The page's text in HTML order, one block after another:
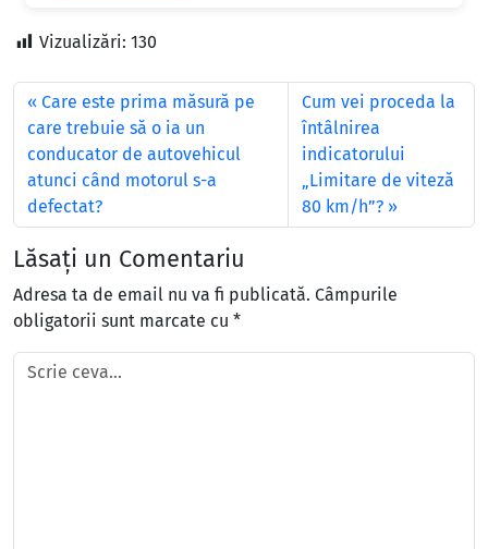
Vizualizări: 130
Care este prima măsură pe
care trebuie să o ia un
conducator de autovehicul
atunci când motorul s-a
defectat?
Cum vei proceda la
întâlnirea
indicatorului
„Limitare de viteză
80 km/h”?
Lăsați un Comentariu
Adresa ta de email nu va fi publicată. Câmpurile
obligatorii sunt marcate cu *